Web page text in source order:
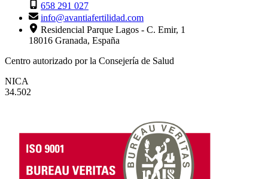
658 291 027
info@avantiafertilidad.com
Residencial Parque Lagos - C. Emir, 1
18016 Granada, España
Centro autorizado por la Consejería de Salud
NICA
34.502